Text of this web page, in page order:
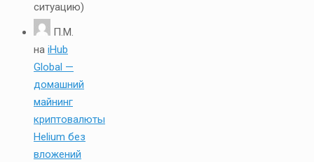
ситуацию)
П.М.
на iHub
Global —
домашний
майнинг
криптовалюты
Helium без
вложений